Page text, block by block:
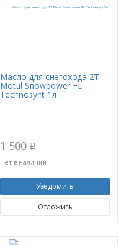
Масло для снегохода 2Т
Motul Snowpower FL
Technosynt 1л
1 500 p
Нет в наличии
Уведомить
Отложить